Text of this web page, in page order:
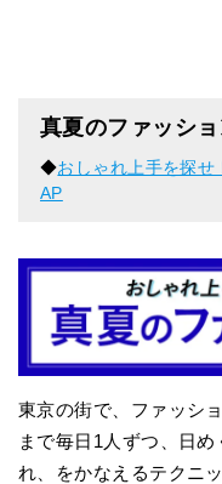
真夏のファッシ
◆おしゃれ上手を探せ
AP
東京の街で、ファッシ
まで毎日1人ずつ、日
れ、をかなえるテクニ